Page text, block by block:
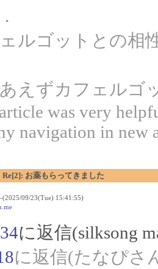
ルゴットとの相
えずカフェルゴ
was very
navigation in new
Re[2]: お薬もらってきました
09/23(Tue) 15:41:55)
に返信(silksong
に返信(たなぴさ